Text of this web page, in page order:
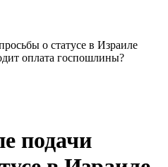
о статусе в Израиле
оплата госпошлины?
подачи